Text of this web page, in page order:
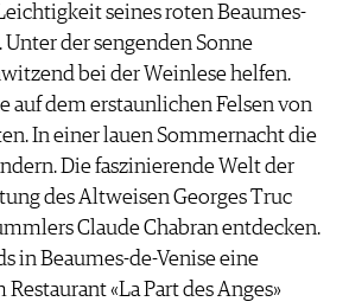
seines roten Beaumes-
Unter der sengenden Sonne
bei der Weinlese helfen.
auf dem erstaunlichen Felsen von
In einer lauen Sommernacht die
Die faszinierende Welt der
des Altweisen Georges Truc
Claude Chabran entdecken.
in Beaumes-de-Venise eine
«La Part des Anges»